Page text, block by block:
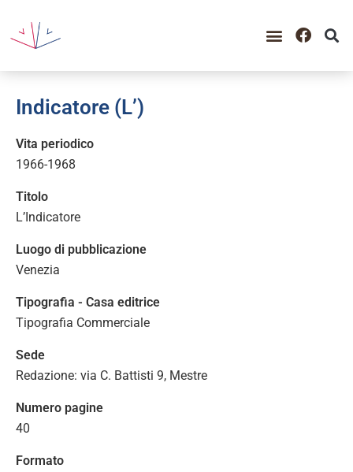
Indicatore (L’)
Vita periodico
1966-1968
Titolo
L’Indicatore
Luogo di pubblicazione
Venezia
Tipografia - Casa editrice
Tipografia Commerciale
Sede
Redazione: via C. Battisti 9, Mestre
Numero pagine
40
Formato